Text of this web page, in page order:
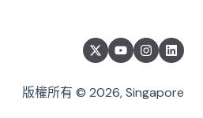
版權所有 © 2026, Singapore